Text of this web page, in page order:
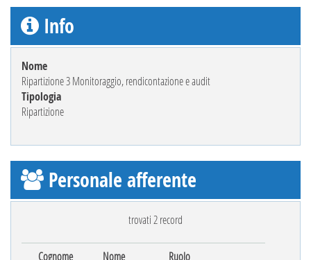
Info
Nome
Ripartizione 3 Monitoraggio, rendicontazione e audit
Tipologia
Ripartizione
Personale afferente
trovati 2 record
Cognome Nome Ruolo